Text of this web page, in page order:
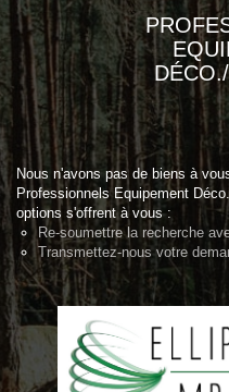
Nous n'avons pas de biens à
Professionnels Equipement
options s'offrent à vous :
Re-soumettre la recherche
Transmettez-nous votre